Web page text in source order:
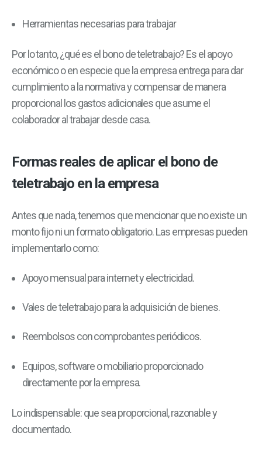
Herramientas necesarias para trabajar
Por lo tanto, ¿qué es el bono de teletrabajo? Es el apoyo
económico o en especie que la empresa entrega para dar
cumplimiento a la normativa y compensar de manera
proporcional los gastos adicionales que asume el
colaborador al trabajar desde casa.
Formas reales de aplicar el bono de
teletrabajo en la empresa
Antes que nada, tenemos que mencionar que no existe un
monto fijo ni un formato obligatorio. Las empresas pueden
implementarlo como:
Apoyo mensual para internet y electricidad.
Vales de teletrabajo para la adquisición de bienes.
Reembolsos con comprobantes periódicos.
Equipos, software o mobiliario proporcionado
directamente por la empresa.
Lo indispensable: que sea proporcional, razonable y
documentado.